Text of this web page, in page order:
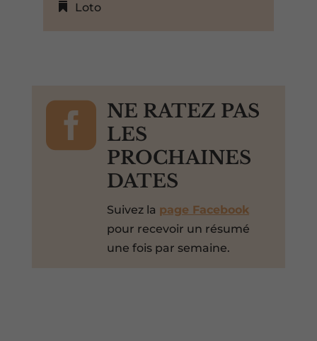
Loto

NE RATEZ PAS
LES
PROCHAINES
DATES
Suivez la page Facebook
pour recevoir un résumé
une fois par semaine.